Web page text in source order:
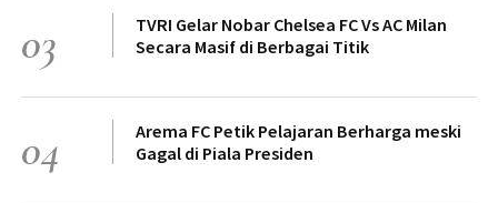
03
TVRI Gelar Nobar Chelsea FC Vs AC Milan
Secara Masif di Berbagai Titik
04
Arema FC Petik Pelajaran Berharga meski
Gagal di Piala Presiden